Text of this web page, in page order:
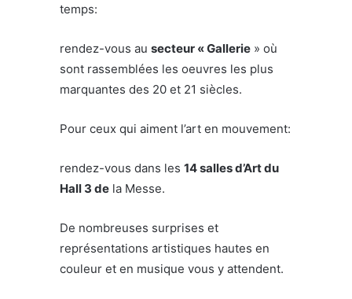
temps:
rendez-vous au secteur « Gallerie » où
sont rassemblées les oeuvres les plus
marquantes des 20 et 21 siècles.
Pour ceux qui aiment l’art en mouvement:
rendez-vous dans les 14 salles d’Art du
Hall 3 de la Messe.
De nombreuses surprises et
représentations artistiques hautes en
couleur et en musique vous y attendent.